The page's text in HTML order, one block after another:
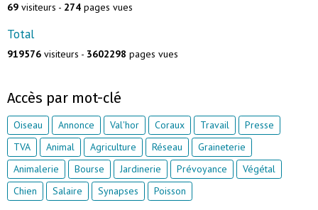
69 visiteurs - 274 pages vues
Total
919576 visiteurs - 3602298 pages vues
Accès par mot-clé
Oiseau Annonce Val'hor Coraux Travail
Presse
TVA
Animal Agriculture Réseau
Graineterie
Animalerie
Bourse Jardinerie Prévoyance
Végétal
Chien
Salaire Synapses Poisson